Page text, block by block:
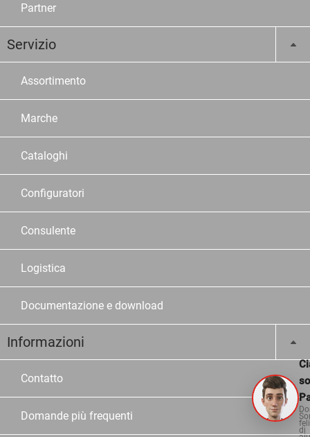
Partner
Servizio
Assortimento
Marche
Cataloghi
Configuratori
Consulente
Logistica
Documentazione e download
Informazioni
Contatto
Domande più frequenti
di